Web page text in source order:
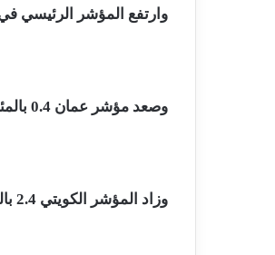
وارتفع المؤشر الرئيسي في البحرين 1.5
وصعد مؤشر عمان 0.4 بالمئة إلى 4451 نقطة.
وزاد المؤشر الكويتي 2.4 بالمئة إلى 8904 نقاط.